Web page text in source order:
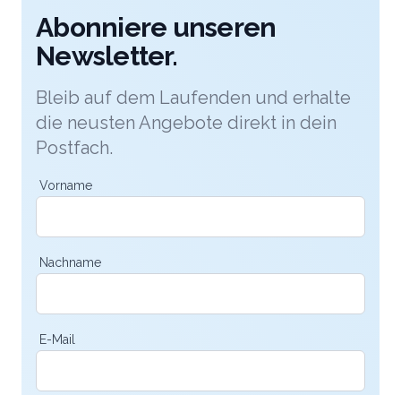
Abonniere unseren
Newsletter.
Bleib auf dem Laufenden und erhalte
die neusten Angebote direkt in dein
Postfach.
Vorname
Nachname
E-Mail